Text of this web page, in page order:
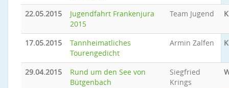
22.05.2015
Jugendfahrt Frankenjura
2015
Team Jugend
17.05.2015
Tannheimatliches
Tourengedicht
Armin Zalfen
29.04.2015
Rund um den See von
Bütgenbach
Siegfried
Krings